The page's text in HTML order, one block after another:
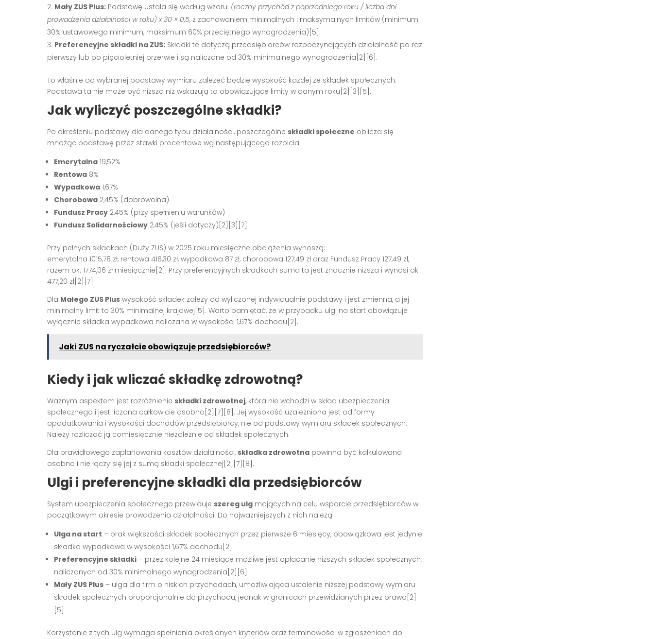
Mały ZUS Plus: Podstawę ustala się według wzoru: (roczny przychód z poprzedniego roku / liczba dni
prowadzenia działalności w roku) x 30 × 0,5, z zachowaniem minimalnych i maksymalnych limitów (minimum
30% ustawowego minimum, maksimum 60% przeciętnego wynagrodzenia)[5].
Preferencyjne składki na ZUS: Składki te dotyczą przedsiębiorców rozpoczynających działalność po raz
pierwszy lub po pięcioletniej przerwie i są naliczane od 30% minimalnego wynagrodzenia[2][6].
To właśnie od wybranej podstawy wymiaru zależeć będzie wysokość każdej ze składek społecznych.
Podstawa ta nie może być niższa niż wskazują to obowiązujące limity w danym roku[2][3][5].
Jak wyliczyć poszczególne składki?
Po określeniu podstawy dla danego typu działalności, poszczególne składki społeczne oblicza się
mnożąc podstawę przez stawki procentowe wg następującego rozbicia:
Emerytalna 19,52%
Rentowa 8%
Wypadkowa 1,67%
Chorobowa 2,45% (dobrowolna)
Fundusz Pracy 2,45% (przy spełnieniu warunków)
Fundusz Solidarnościowy 2,45% (jeśli dotyczy)[2][3][7]
Przy pełnych składkach (Duży ZUS) w 2025 roku miesięczne obciążenia wynoszą:
emerytalna 1015,78 zł, rentowa 416,30 zł, wypadkowa 87 zł, chorobowa 127,49 zł oraz Fundusz Pracy 127,49 zł,
razem ok. 1774,06 zł miesięcznie[2]. Przy preferencyjnych składkach suma ta jest znacznie niższa i wynosi ok.
477,20 zł[2][7].
Dla Małego ZUS Plus wysokość składek zależy od wyliczonej indywidualnie podstawy i jest zmienna, a jej
minimalny limit to 30% minimalnej krajowej[5]. Warto pamiętać, że w przypadku ulgi na start obowiązuje
wyłącznie składka wypadkowa naliczana w wysokości 1,67% dochodu[2].
Jaki ZUS na ryczałcie obowiązuje przedsiębiorców?
Kiedy i jak wliczać składkę zdrowotną?
Ważnym aspektem jest rozróżnienie składki zdrowotnej, która nie wchodzi w skład ubezpieczenia
społecznego i jest liczona całkowicie osobno[2][7][8]. Jej wysokość uzależniona jest od formy
opodatkowania i wysokości dochodów przedsiębiorcy, nie od podstawy wymiaru składek społecznych.
Należy rozliczać ją comiesięcznie niezależnie od składek społecznych.
Dla prawidłowego zaplanowania kosztów działalności, składka zdrowotna powinna być kalkulowana
osobno i nie łączy się jej z sumą składki społecznej[2][7][8].
Ulgi i preferencyjne składki dla przedsiębiorców
System ubezpieczenia społecznego przewiduje szereg ulg mających na celu wsparcie przedsiębiorców w
początkowym okresie prowadzenia działalności. Do najważniejszych z nich należą:
Ulga na start – brak większości składek społecznych przez pierwsze 6 miesięcy, obowiązkowa jest jedynie
składka wypadkowa w wysokości 1,67% dochodu[2]
Preferencyjne składki – przez kolejne 24 miesiące możliwe jest opłacanie niższych składek społecznych,
naliczanych od 30% minimalnego wynagrodzenia[2][6]
Mały ZUS Plus – ulga dla firm o niskich przychodach, umożliwiająca ustalenie niższej podstawy wymiaru
składek społecznych proporcjonalnie do przychodu, jednak w granicach przewidzianych przez prawo[2]
[5]
Korzystanie z tych ulg wymaga spełnienia określonych kryteriów oraz terminowości w zgłoszeniach do